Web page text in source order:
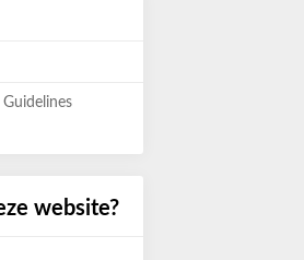
website?